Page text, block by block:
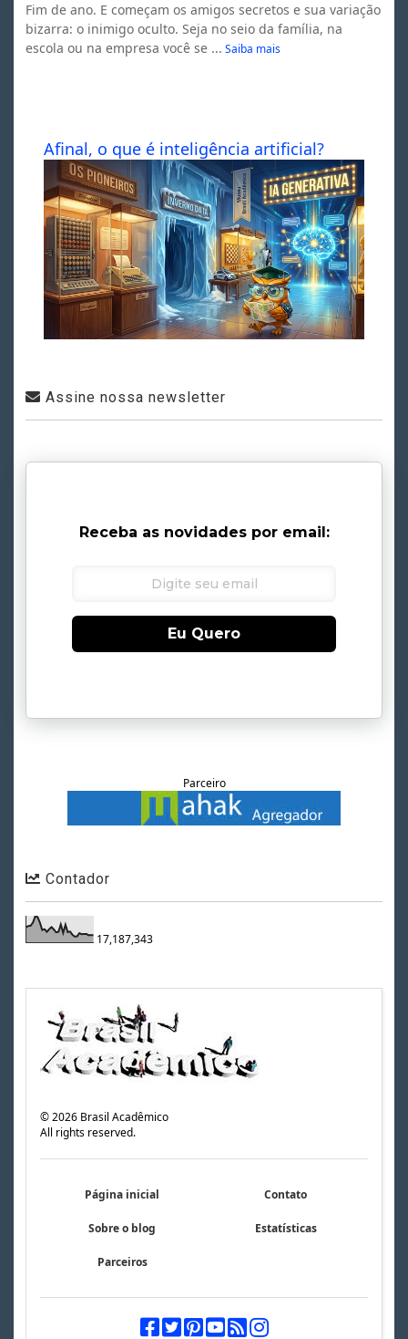
Fim de ano. E começam os amigos secretos e sua variação
bizarra: o inimigo oculto. Seja no seio da família, na
escola ou na empresa você se ... Saiba mais
Afinal, o que é inteligência artificial?
Assine nossa newsletter
Receba as novidades por email:
Eu Quero
Parceiro
Contador
17,187,343
©2026 Brasil Acadêmico
All rights reserved.
Página inicial Contato
Sobre o blog Estatísticas
Parceiros